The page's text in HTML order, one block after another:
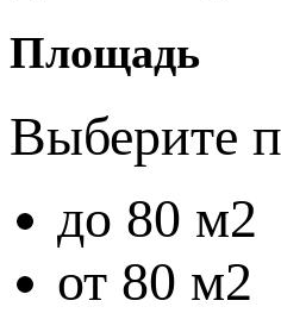
Площадь
Выберите
до 80 м2
от 80 м2